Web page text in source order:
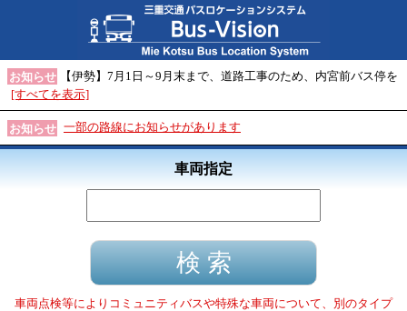
お知らせ
【伊勢】7月1日～9月末まで、道路工事のため、内宮前バス停を
[すべてを表示]
お知らせ 一部の路線にお知らせがあります
車両指定
車両点検等によりコミュニティバスや特殊な車両について、別のタイプ